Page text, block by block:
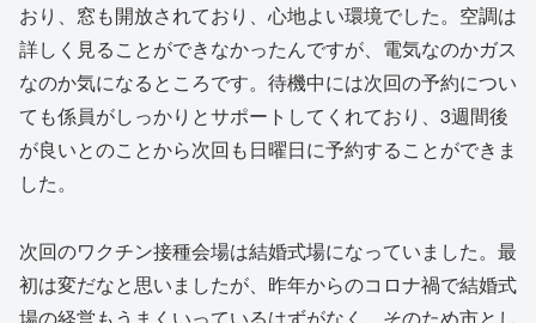
おり、窓も開放されており、心地よい環境でした。空調は
詳しく見ることができなかったんですが、電気なのかガス
なのか気になるところです。待機中には次回の予約につい
ても係員がしっかりとサポートしてくれており、3週間後
が良いとのことから次回も日曜日に予約することができま
した。
次回のワクチン接種会場は結婚式場になっていました。最
初は変だなと思いましたが、昨年からのコロナ禍で結婚式
場の経営もうまくいっているはずがなく、そのため市とし